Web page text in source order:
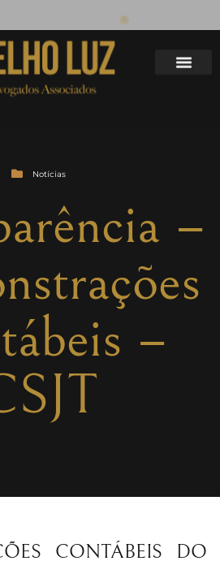
Notícias
–
–
CONTÁBEIS DO